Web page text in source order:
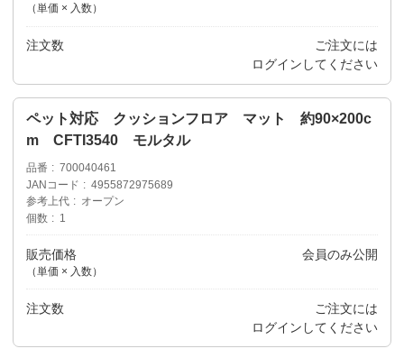
（単価 × 入数）
注文数
ご注文には
ログイン してください
ペット対応 クッションフロア マット 約90×200c
m CFTI3540 モルタル
品番
700040461
JANコード
4955872975689
参考上代
オープン
個数
1
販売価格
（単価 × 入数）
会員のみ公開
注文数
ご注文には
ログイン してください